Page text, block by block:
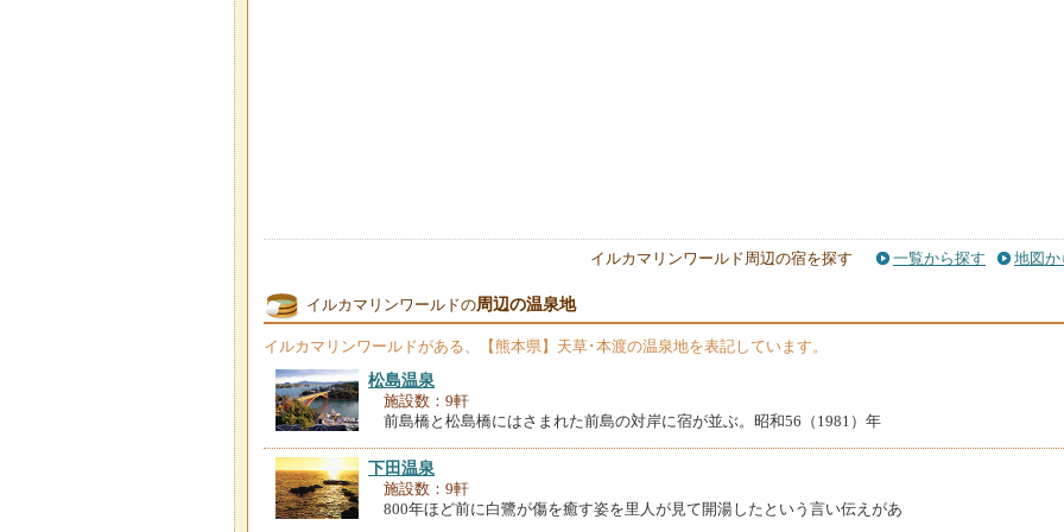
イルカマリンワールド周辺の宿を探す 一覧から探す 地図か
イルカマリンワールドの周辺の温泉地
イルカマリンワールドがある、【熊本県】天草･本渡の温泉地を表記しています。
松島温泉
施設数：9軒
前島橋と松島橋にはさまれた前島の対岸に宿が並ぶ。昭和56（1981）年
下田温泉
施設数：9軒
800年ほど前に白鷺が傷を癒す姿を里人が見て開湯したという言い伝えがあ